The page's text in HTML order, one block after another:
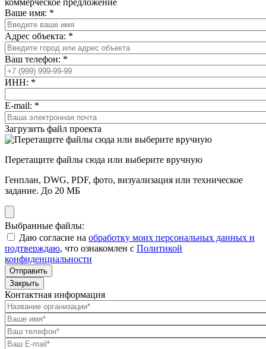
Ваше имя: *
Адрес объекта: *
Ваш телефон: *
ИНН: *
E-mail: *
Загрузить файл проекта
Перетащите файлы сюда или выберите вручную
Генплан, DWG, PDF, фото, визуализация или техническое
задание. До 20 МБ
Выбранные файлы:
Даю согласие на обработку моих персональных данных и
подтверждаю, что ознакомлен с Политикой
конфиденциальности
Отправить
Закрыть
Контактная информация